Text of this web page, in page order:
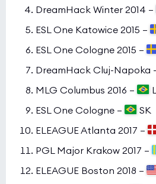
DreamHack Winter 2014 —
ESL One Katowice 2015 —
ESL One Cologne 2015 —
DreamHack Cluj-Napoka
MLG Columbus 2016 —
ESL One Cologne —
SK
ELEAGUE Atlanta 2017 —
PGL Major Krakow 2017 —
ELEAGUE Boston 2018 —